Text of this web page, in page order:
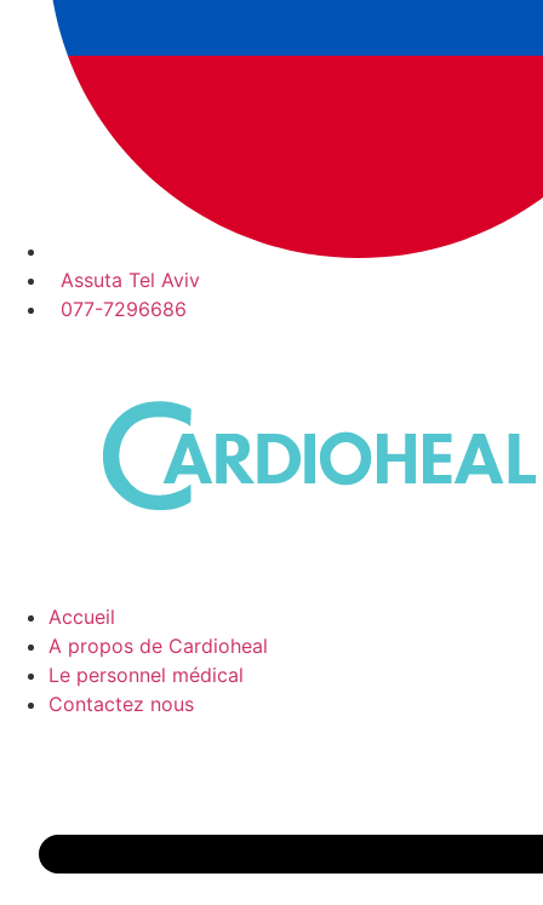
Assuta Tel Aviv
077-7296686
Accueil
A propos de Cardioheal
Le personnel médical
Contactez nous